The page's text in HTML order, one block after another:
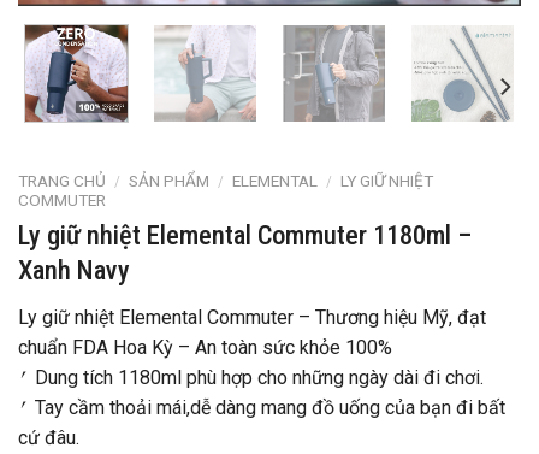
TRANG CHỦ / SẢN PHẨM / ELEMENTAL / LY GIỮ NHIỆT
COMMUTER
Ly giữ nhiệt Elemental Commuter 1180ml –
Xanh Navy
Ly giữ nhiệt Elemental Commuter – Thương hiệu Mỹ, đạt
chuẩn FDA Hoa Kỳ – An toàn sức khỏe 100%
⎖ Dung tích 1180ml phù hợp cho những ngày dài đi chơi.
⎖ Tay cầm thoải mái,dễ dàng mang đồ uống của bạn đi bất
cứ đâu.